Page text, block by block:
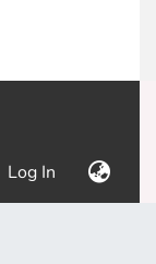
Log In (current)